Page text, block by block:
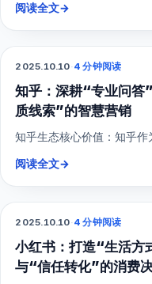
阅读全文→
SEO
2025.10.10·4 分钟阅读
知乎：深耕“专业问答
质线索”的智慧营销
知乎生态核心价值：知乎
阅读全文→
小红书
2025.10.10·4 分钟阅读
小红书：打造“生活方
与“信任转化”的消费